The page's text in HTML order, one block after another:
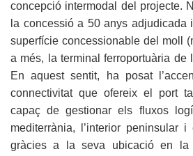
concepció intermodal del projecte.
la concessió a 50 anys adjudicada
superfície concessionable del moll
a més, la terminal ferroportuària de
En aquest sentit, ha posat
connectivitat que ofereix el port
capaç de gestionar els fluxos
mediterrània, l’interior peninsular
gràcies a la seva ubicació en la